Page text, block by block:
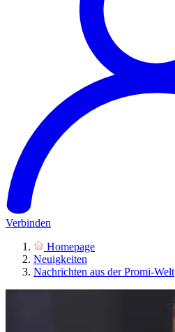
Verbinden
Homepage
Neuigkeiten
Nachrichten aus der Promi-Welt